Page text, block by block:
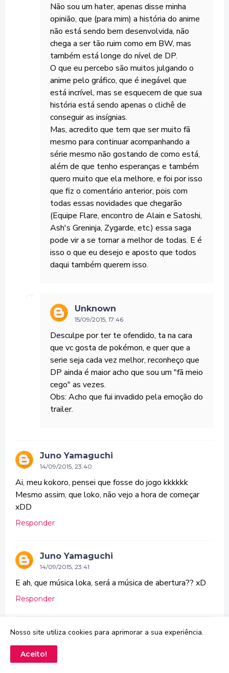
Não sou um hater, apenas disse minha
opinião, que (para mim) a história do anime
não está sendo bem desenvolvida, não
chega a ser tão ruim como em BW, mas
também está longe do nível de DP.
O que eu percebo são muitos julgando o
anime pelo gráfico, que é inegável que
está incrível, mas se esquecem de que sua
história está sendo apenas o clichê de
conseguir as insígnias.
Mas, acredito que tem que ser muito fã
mesmo para continuar acompanhando a
série mesmo não gostando de como está,
além de que tenho esperanças e também
quero muito que ela melhore, e foi por isso
que fiz o comentário anterior, pois com
todas essas novidades que chegarão
(Equipe Flare, encontro de Alain e Satoshi,
Ash's Greninja, Zygarde, etc.) essa saga
pode vir a se tornar a melhor de todas. E é
isso o que eu desejo e aposto que todos
daqui também querem isso.
Unknown
15/09/2015, 17:46
Desculpe por ter te ofendido, ta na cara
que vc gosta de pokémon, e quer que a
serie seja cada vez melhor, reconheço que
DP ainda é maior acho que sou um "fã meio
cego" as vezes.
Obs: Acho que fui invadido pela emoção do
trailer.
Juno Yamaguchi
14/09/2015, 23:40
Ai, meu kokoro, pensei que fosse do jogo kkkkkk
Mesmo assim, que loko, não vejo a hora de começar
xDD
Responder
Juno Yamaguchi
14/09/2015, 23:41
E ah, que música loka, será a música de abertura?? xD
Responder
Anônimo
simplesmente fodastico vo morrer se eu nao assistir
Nosso site utiliza cookies para aprimorar a sua experiência.
Aceito!